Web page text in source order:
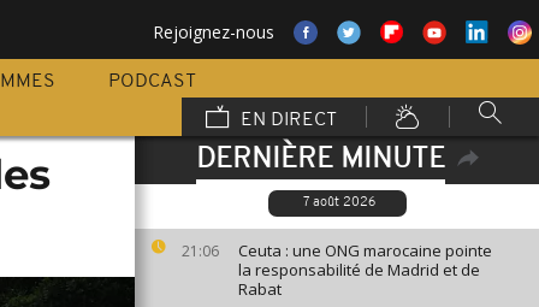
Rejoignez-nous
PODCAST
EN DIRECT
DERNIÈRE MINUTE
7 août 2026
21:06
Ceuta : une ONG marocaine pointe
la responsabilité de Madrid et de
Rabat